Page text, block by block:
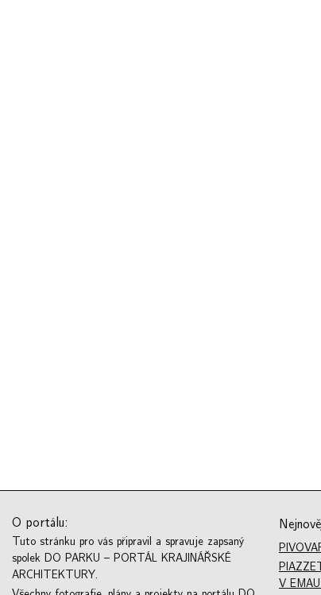
O portálu:
Tuto stránku pro vás připravil a spravuje zapsaný
spolek DO PARKU – PORTÁL KRAJINÁŘSKÉ
ARCHITEKTURY.
V